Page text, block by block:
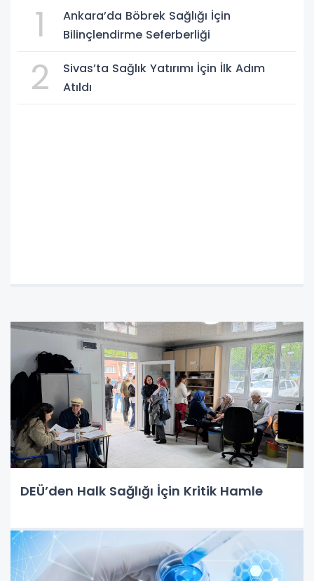
1
Ankara’da Böbrek Sağlığı İçin
Bilinçlendirme Seferberliği
2
Sivas’ta Sağlık Yatırımı İçin İlk Adım
Atıldı
DEÜ’den Halk Sağlığı İçin Kritik Hamle